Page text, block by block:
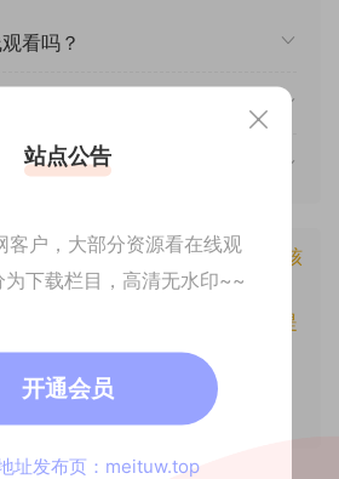
看吗？
办？
参考学习，请勿批量搬运，一经核
分享，若侵犯了您的权益可以提
www.znjxg.com/125.html
站点公告
客户，大部分资源看在线观
为下载栏目，高清无水印~~
开通会员
址发布页：meituw.top